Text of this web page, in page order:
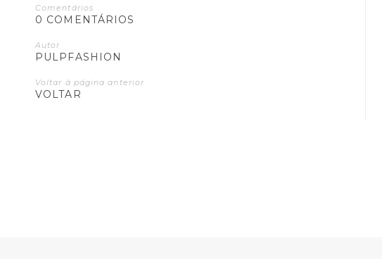
Comentários
0 COMENTÁRIOS
Autor
PULPFASHION
Voltar à página anterior
VOLTAR